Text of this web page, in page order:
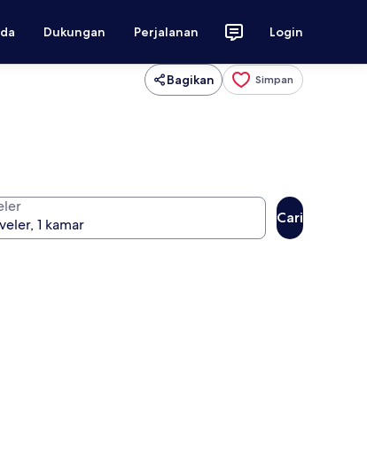
Dukungan Perjalanan Login
Bagikan Simpan
Cari